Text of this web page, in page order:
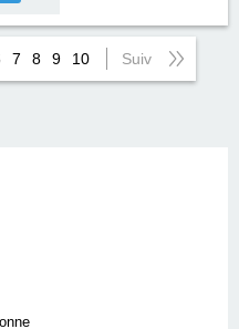
7 8 9 10 Suiv